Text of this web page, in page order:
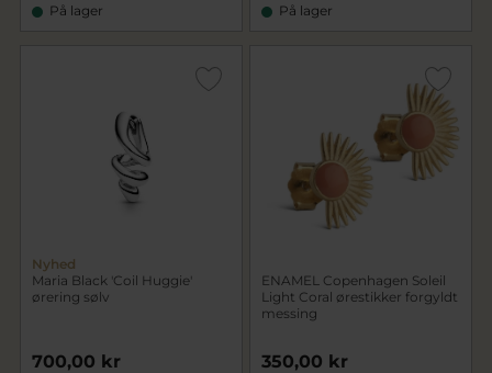
På lager På lager
Nyhed
Maria Black 'Coil Huggie'
ørering sølv
700,00 kr
ENAMEL Copenhagen Soleil
Light Coral ørestikker forgyldt
messing
350,00 kr